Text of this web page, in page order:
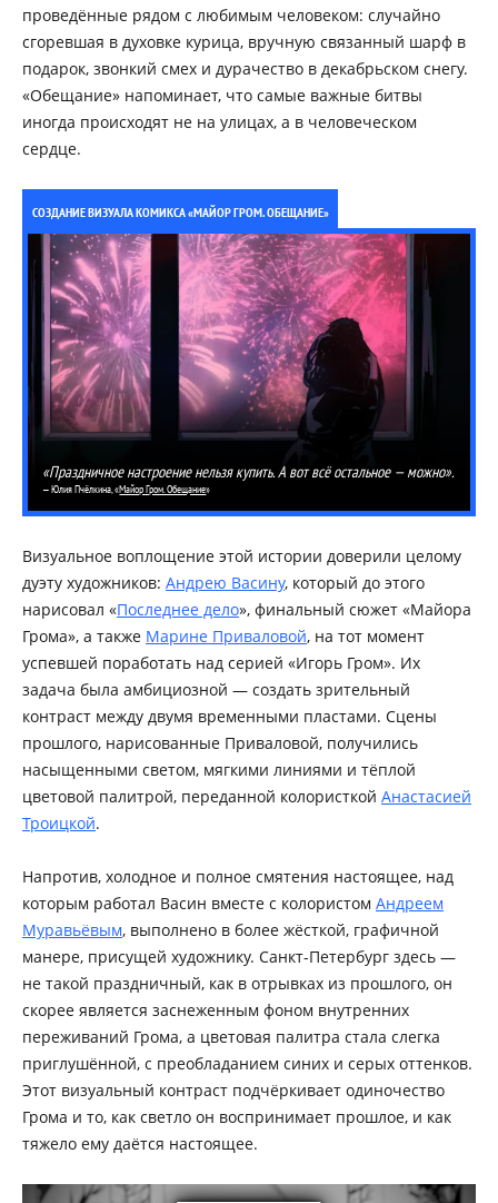
проведённые рядом с любимым человеком: случайно
сгоревшая в духовке курица, вручную связанный шарф в
подарок, звонкий смех и дурачество в декабрьском снегу.
«Обещание» напоминает, что самые важные битвы
иногда происходят не на улицах, а в человеческом
сердце.
СОЗДАНИЕ ВИЗУАЛА КОМИКСА «МАЙОР ГРОМ. ОБЕЩАНИЕ»
«Праздничное настроение нельзя купить. А вот всё остальное — можно».
— Юлия Пчёлкина, «Майор Гром. Обещание»
Визуальное воплощение этой истории доверили целому
дуэту художников: Андрею Васину, который до этого
нарисовал «Последнее дело», финальный сюжет «Майора
Грома», а также Марине Приваловой, на тот момент
успевшей поработать над серией «Игорь Гром». Их
задача была амбициозной — создать зрительный
контраст между двумя временными пластами. Сцены
прошлого, нарисованные Приваловой, получились
насыщенными светом, мягкими линиями и тёплой
цветовой палитрой, переданной колористкой Анастасией
Троицкой.
Напротив, холодное и полное смятения настоящее, над
которым работал Васин вместе с колористом Андреем
Муравьёвым, выполнено в более жёсткой, графичной
манере, присущей художнику. Санкт-Петербург здесь —
не такой праздничный, как в отрывках из прошлого, он
скорее является заснеженным фоном внутренних
переживаний Грома, а цветовая палитра стала слегка
приглушённой, с преобладанием синих и серых оттенков.
Этот визуальный контраст подчёркивает одиночество
Грома и то, как светло он воспринимает прошлое, и как
тяжело ему даётся настоящее.